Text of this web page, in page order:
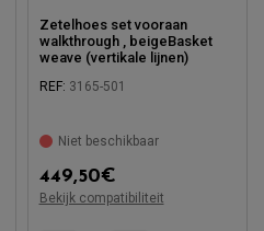
Zetelhoes set vooraan
walkthrough , beigeBasket
weave (vertikale lijnen)
REF: 3165-501
Niet beschikbaar
449,50€
Bekijk compatibiliteit